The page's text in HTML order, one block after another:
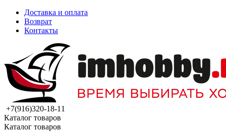
Доставка и оплата
Возврат
Контакты
+7(916)320-18-11
Каталог товаров
Каталог товаров